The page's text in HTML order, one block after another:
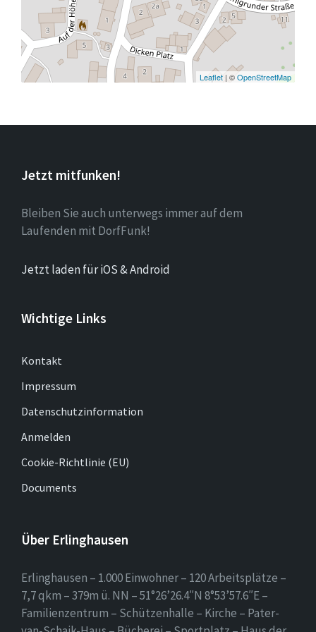
Leaflet | ©OpenStreetMap
Jetzt mitfunken!
Bleiben Sie auch unterwegs immer auf dem
Laufenden mit DorfFunk!
Jetzt laden für iOS & Android
Wichtige Links
Kontakt
Impressum
Datenschutzinformation
Anmelden
Cookie-Richtlinie (EU)
Documents
Über Erlinghausen
Erlinghausen – 1.000 Einwohner – 120 Arbeitsplätze –
7,7 qkm – 379m ü. NN – 51°26’26.4″N 8°53’57.6″E –
Familienzentrum – Schützenhalle – Kirche – Pater-